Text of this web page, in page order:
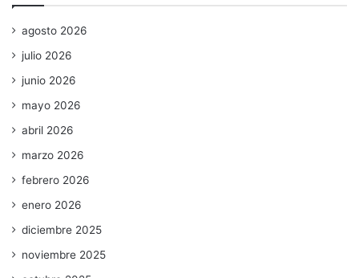
agosto 2026
julio 2026
junio 2026
mayo 2026
abril 2026
marzo 2026
febrero 2026
enero 2026
diciembre 2025
noviembre 2025